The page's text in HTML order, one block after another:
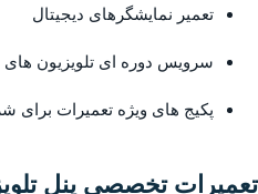
تعمیر نمایشگرهای دیجیتال
سرویس دوره ای تلویزیون های
پکیج های ویژه تعمیرات برای
تعمیرات تخصصی پنل